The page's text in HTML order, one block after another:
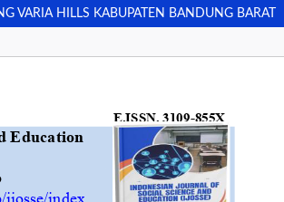
VARIA HILLS KABUPATEN BANDUNG BARAT